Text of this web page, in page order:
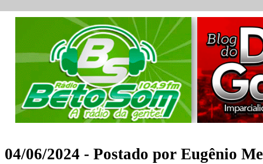
04/06/2024 - Postado por Eugênio